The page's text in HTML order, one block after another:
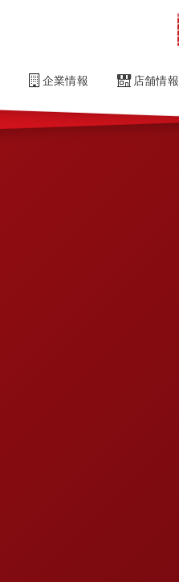
企業情報
Company 店舗情報